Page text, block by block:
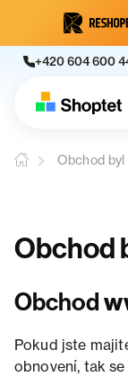
+420 604 600
Obchod
Obchod
Obchod
Pokud jste
obnovení, tak